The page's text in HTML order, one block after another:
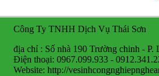
Công Ty TNHH Dịch Vụ Thái Sơn
địa chỉ : Số nhà 190 Trường chinh -
Điện thoại: 0967.099.933 -
Website: http://